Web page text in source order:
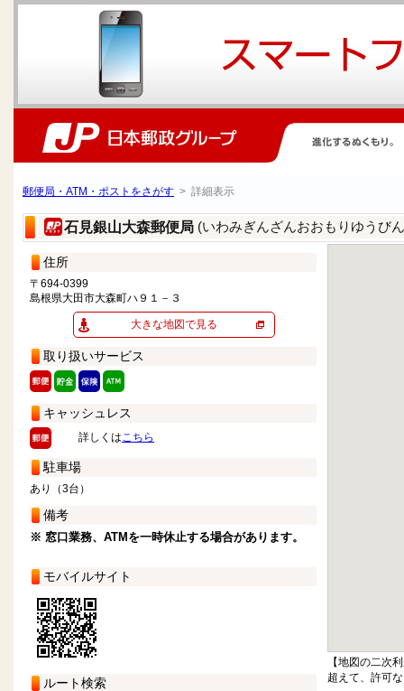
郵便局・ATM・ポストをさがす > 詳細表示
石見銀山大森郵便局 (いわみぎんざんおおもりゆうび
住所
〒694-0399
島根県大田市大森町ハ９１－３
大きな地図で見る
取り扱いサービス
キャッシュレス
詳しくはこちら
駐車場
あり（3台）
備考
※ 窓口業務、ATMを一時休止する場合があります。
モバイルサイト
ルート検索
【地図の二次
超えて、許可